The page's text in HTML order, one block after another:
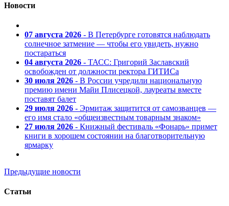
Новости
07 августа 2026 - В Петербурге готовятся наблюдать
солнечное затмение — чтобы его увидеть, нужно
постараться
04 августа 2026 - ТАСС: Григорий Заславский
освобожден от должности ректора ГИТИСа
30 июля 2026 - В России учредили национальную
премию имени Майи Плисецкой, лауреаты вместе
поставят балет
29 июля 2026 - Эрмитаж защитится от самозванцев —
его имя стало «общеизвестным товарным знаком»
27 июля 2026 - Книжный фестиваль «Фонарь» примет
книги в хорошем состоянии на благотворительную
ярмарку
Предыдущие новости
Статьи